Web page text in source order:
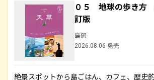
０５ 地球の歩き
訂版
島旅
2026.08.06 発売
絶景スポットから島ごはん、カフェ、歴史